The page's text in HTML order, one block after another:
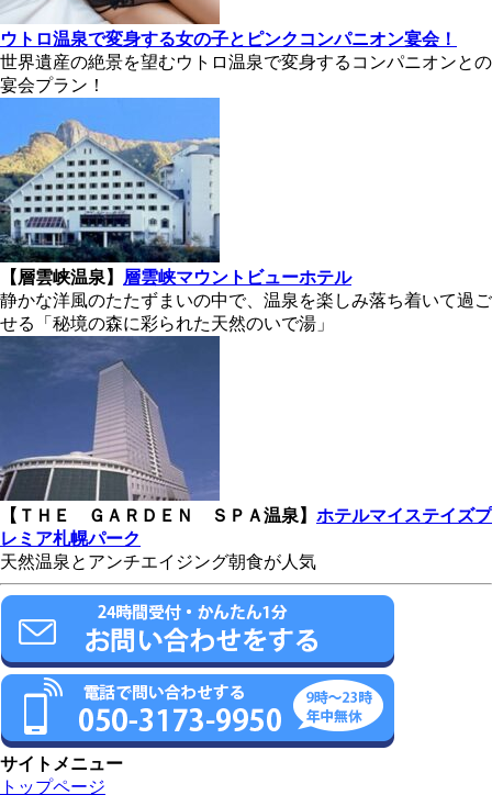
ウトロ温泉で変身する女の子とピンクコンパニオン宴会！
世界遺産の絶景を望むウトロ温泉で変身するコンパニオンとの
宴会プラン！
【層雲峡温泉】
層雲峡マウントビューホテル
静かな洋風のたたずまいの中で、温泉を楽しみ落ち着いて過ご
せる「秘境の森に彩られた天然のいで湯」
【ＴＨＥ ＧＡＲＤＥＮ ＳＰＡ温泉】 ホテルマイステイズプ
レミア札幌パーク
天然温泉とアンチエイジング朝食が人気
サイトメニュー
トップページ